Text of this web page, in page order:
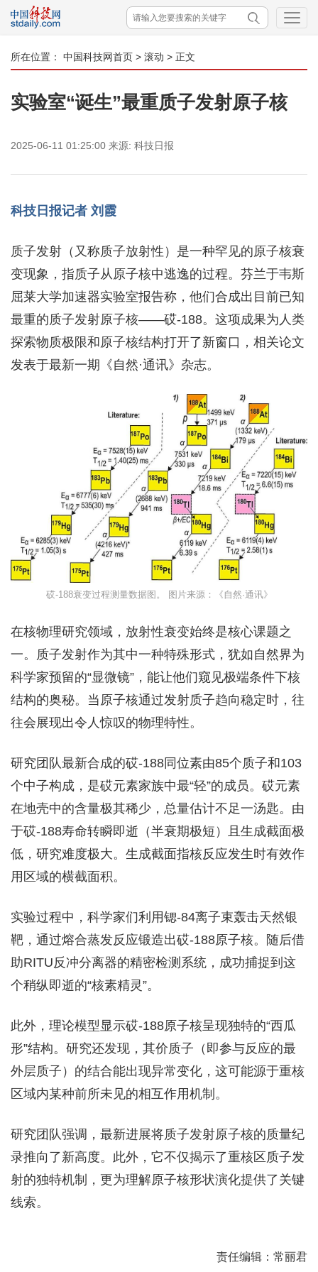
所在位置： 中国科技网首页 > 滚动 > 正文
实验室“诞生”最重质子发射原子核
2025-06-11 01:25:00 来源: 科技日报
科技日报记者 刘霞
质子发射（又称质子放射性）是一种罕见的原子核衰
变现象，指质子从原子核中逃逸的过程。芬兰于韦斯
屈莱大学加速器实验室报告称，他们合成出目前已知
最重的质子发射原子核——砹-188。这项成果为人类
探索物质极限和原子核结构打开了新窗口，相关论文
发表于最新一期《自然·通讯》杂志。
砹-188衰变过程测量数据图。 图片来源：《自然·通讯》
在核物理研究领域，放射性衰变始终是核心课题之
一。质子发射作为其中一种特殊形式，犹如自然界为
科学家预留的“显微镜”，能让他们窥见极端条件下核
结构的奥秘。当原子核通过发射质子趋向稳定时，往
往会展现出令人惊叹的物理特性。
研究团队最新合成的砹-188同位素由85个质子和103
个中子构成，是砹元素家族中最“轻”的成员。砹元素
在地壳中的含量极其稀少，总量估计不足一汤匙。由
于砹-188寿命转瞬即逝（半衰期极短）且生成截面极
低，研究难度极大。生成截面指核反应发生时有效作
用区域的横截面积。
实验过程中，科学家们利用锶-84离子束轰击天然银
靶，通过熔合蒸发反应锻造出砹-188原子核。随后借
助RITU反冲分离器的精密检测系统，成功捕捉到这
个稍纵即逝的“核素精灵”。
此外，理论模型显示砹-188原子核呈现独特的“西瓜
形”结构。研究还发现，其价质子（即参与反应的最
外层质子）的结合能出现异常变化，这可能源于重核
区域内某种前所未见的相互作用机制。
研究团队强调，最新进展将质子发射原子核的质量纪
录推向了新高度。此外，它不仅揭示了重核区质子发
射的独特机制，更为理解原子核形状演化提供了关键
线索。
责任编辑：常丽君